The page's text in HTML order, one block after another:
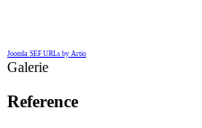
Joomla SEF URLs by Artio
Galerie
Reference